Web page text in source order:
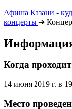
Афиша Казани -
концерты ➔
Когда проходит
14 июня 2019 г. в
Место